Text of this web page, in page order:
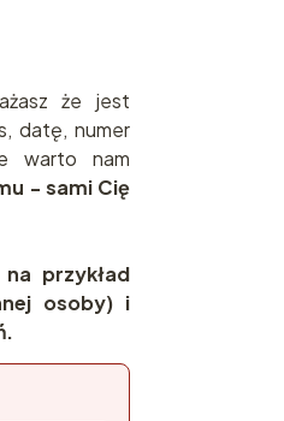
że jest
datę, numer
warto nam
- sami Cię
przykład
osoby) i